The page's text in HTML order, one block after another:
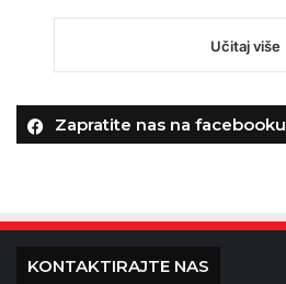
Učitaj više
Zapratite nas na facebooku
KONTAKTIRAJTE NAS